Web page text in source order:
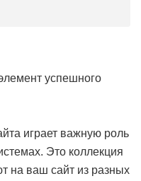
успешного
играет важную роль
Это коллекция
на ваш сайт из разных